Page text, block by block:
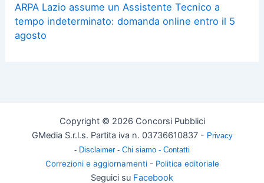
ARPA Lazio assume un Assistente Tecnico a
tempo indeterminato: domanda online entro il 5
agosto
Copyright © 2026 Concorsi Pubblici
GMedia S.r.l.s. Partita iva n. 03736610837 - Privacy
- Disclaimer - Chi siamo - Contatti
Correzioni e aggiornamenti- Politica editoriale
Seguici su Facebook